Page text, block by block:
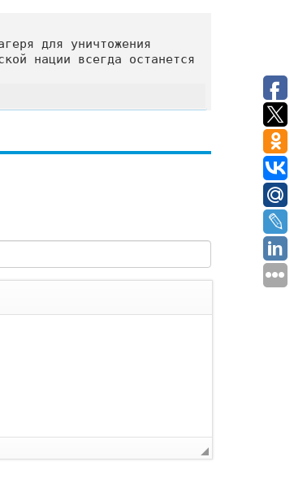
для уничтожения
нации всегда останется